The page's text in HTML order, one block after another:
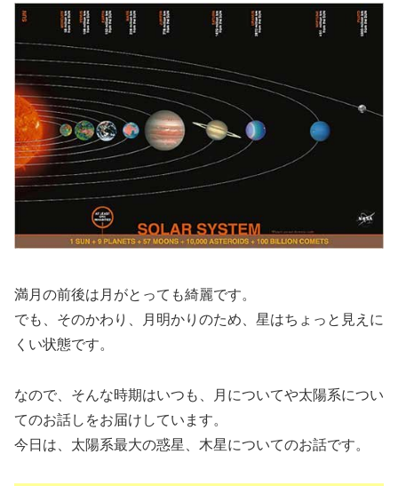
満月の前後は月がとっても綺麗です。
でも、そのかわり、月明かりのため、星はちょっと見えに
くい状態です。
なので、そんな時期はいつも、月についてや太陽系につい
てのお話しをお届けしています。
今日は、太陽系最大の惑星、木星についてのお話です。